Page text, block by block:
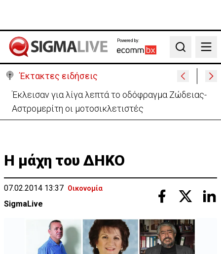
Powered by:
Search
Έκτακτες ειδήσεις
Έκλεισαν για λίγα λεπτά το οδόφραγμα Ζώδειας-
Αστρομερίτη οι μοτοσικλετιστές
Η μάχη του ΔΗΚΟ
07.02.2014 13:37 Οικονομία
SigmaLive